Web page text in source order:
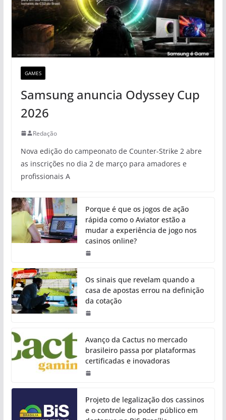
GAMES
Samsung anuncia Odyssey Cup
2026
Redação
Nova edição do campeonato de Counter-Strike 2 abre
as inscrições no dia 2 de março para amadores e
profissionais A
Porque é que os jogos de ação
rápida como o Aviator estão a
mudar a experiência de jogo nos
casinos online?
Os sinais que revelam quando a
casa de apostas errou na definição
da cotação
Avanço da Cactus no mercado
brasileiro passa por plataformas
certificadas e inovadoras
Projeto de legalização dos cassinos
e o controle do poder público em